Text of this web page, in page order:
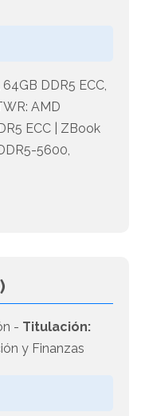
DDR5 ECC,
AMD
ECC | ZBook
5600,
- Titulación:
y Finanzas